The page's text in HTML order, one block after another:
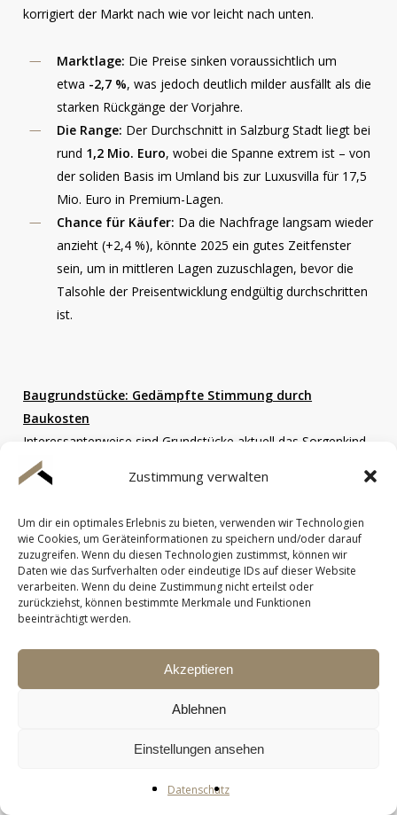
Zustimmung verwalten
Um dir ein optimales Erlebnis zu bieten, verwenden wir Technologien
wie Cookies, um Geräteinformationen zu speichern und/oder darauf
zuzugreifen. Wenn du diesen Technologien zustimmst, können wir
Daten wie das Surfverhalten oder eindeutige IDs auf dieser Website
verarbeiten. Wenn du deine Zustimmung nicht erteilst oder
zurückziehst, können bestimmte Merkmale und Funktionen
beeinträchtigt werden.
Akzeptieren
Ablehnen
Einstellungen ansehen
Datenschutz
korrigiert der Markt nach wie vor leicht nach unten.
Marktlage: Die Preise sinken voraussichtlich um
etwa -2,7 %, was jedoch deutlich milder ausfällt als die
starken Rückgänge der Vorjahre.
Die Range: Der Durchschnitt in Salzburg Stadt liegt bei
rund 1,2 Mio. Euro, wobei die Spanne extrem ist – von
der soliden Basis im Umland bis zur Luxusvilla für 17,5
Mio. Euro in Premium-Lagen.
Chance für Käufer: Da die Nachfrage langsam wieder
anzieht (+2,4 %), könnte 2025 ein gutes Zeitfenster
sein, um in mittleren Lagen zuzuschlagen, bevor die
Talsohle der Preisentwicklung endgültig durchschritten
ist.
Baugrundstücke: Gedämpfte Stimmung durch
Baukosten
Interessanterweise sind Grundstücke aktuell das Sorgenkind
des Marktes. Mit einem prognostizierten Preisrückgang
von-4,6 %
setzt sich der Negativtrend fort. Der Grund ist
Baukosten macht das Projekt „Neubau“ für viele derzeit
unattraktiv. Wer jedoch das nötige Kapital hat, findet hier
momentan ein wachsendes Angebot bei sinkenden Preisen.
Fazit für Käufer:Der Markt wird rationaler. Während
Wohnungen in Top-Lagen wertstabil bleiben oder teurer
werden, bietet der Bereich der Einfamilienhäuser und